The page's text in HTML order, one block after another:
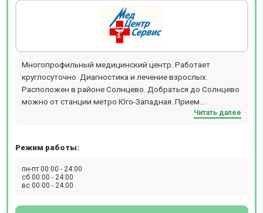
Многопрофильный медицинский центр. Работает
круглосуточно. Диагностика и лечение взрослых.
Расположен в районе Солнцево. Добраться до Солнцево
можно от станции метро Юго-Западная. Прием
Читать далее
Режим работы:
пн-пт 00:00 - 24:00
сб 00:00 - 24:00
вс 00:00 - 24:00